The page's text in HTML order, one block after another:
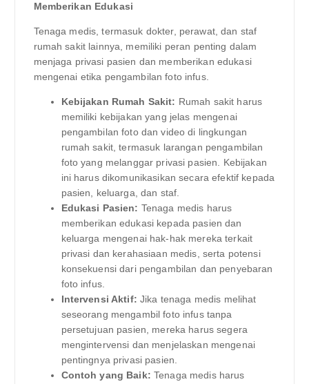
Memberikan Edukasi
Tenaga medis, termasuk dokter, perawat, dan staf
rumah sakit lainnya, memiliki peran penting dalam
menjaga privasi pasien dan memberikan edukasi
mengenai etika pengambilan foto infus.
Kebijakan Rumah Sakit: Rumah sakit harus
memiliki kebijakan yang jelas mengenai
pengambilan foto dan video di lingkungan
rumah sakit, termasuk larangan pengambilan
foto yang melanggar privasi pasien. Kebijakan
ini harus dikomunikasikan secara efektif kepada
pasien, keluarga, dan staf.
Edukasi Pasien: Tenaga medis harus
memberikan edukasi kepada pasien dan
keluarga mengenai hak-hak mereka terkait
privasi dan kerahasiaan medis, serta potensi
konsekuensi dari pengambilan dan penyebaran
foto infus.
Intervensi Aktif: Jika tenaga medis melihat
seseorang mengambil foto infus tanpa
persetujuan pasien, mereka harus segera
mengintervensi dan menjelaskan mengenai
pentingnya privasi pasien.
Contoh yang Baik: Tenaga medis harus